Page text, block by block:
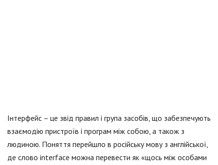
Інтерфейс – це звід правил і група засобів, що забезпечують
взаємодію пристроїв і програм між собою, а також з
людиною. Поняття перейшло в російську мову з англійської,
де слово interface можна перевести як «щось між особами